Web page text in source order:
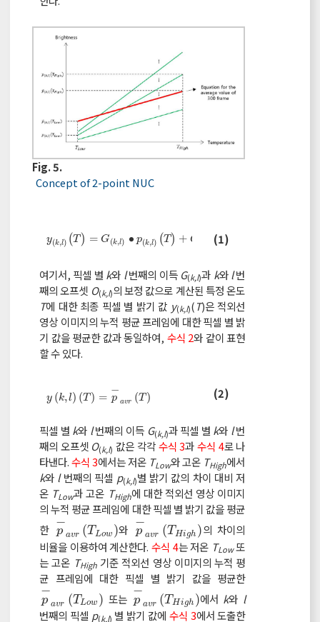
Fig. 5.
Concept of 2-point NUC
y(k,l) (T ) = G(k,l) ∙ p(k,l) (T ) + O
y(k,l)( T)=G(k, l)∙p(k, l)(T)+O l)
(1)
여기서, 픽셀 별 k와 l번째의 이득 G(k,l)과 k와l번
째의 오프셋 O(k,l)의 보정 값으로 계산된 특정 온도
T에 대한 최종 픽셀 별 밝기 값 y(k,l)(T)은 적외선
영상 이미지의 누적 평균 프레임에 대한 픽셀 별 밝
기 값을 평균한 값과 동일하여, 수식 2와 같이 표현
할 수 있다.
y (k,l) (T ) = p
−
avr (T )
yk,lT =p -avrT (2)
픽셀 별 k와 l번째의 이득 G(k,l)과 픽셀 별 k와 l번
째의 오프셋 O(k,l) 값은 각각수식 3과수식 4로 나
타낸다.수식 3에서는 저온 TLow와 고온 THigh에서
k와 l번째의 픽셀 p(k,l)별 밝기 값의 차이 대비 저
온 TLow과 고온 THigh에 대한 적외선 영상 이미지
의 누적 평균 프레임에 대한 픽셀 별 밝기 값을 평균
한 p
−
avr (TLow )
p- avr TLow 와 p
−
avr (T High )
p- avr THigh
의 차이의
비율을 이용하여 계산한다. 수식 4는 저온 TLow또
는 고온 THigh기준 적외선 영상 이미지의 누적 평
균 프레임에 대한 픽셀 별 밝기 값을 평균한
p
−
avr (TLow )
p- avr TLow 또는 p
−
avr (THigh )
p- avr THigh 에서 k와 l
번째의 픽셀 p(k,l) 별 밝기 값에 수식 3에서 도출한